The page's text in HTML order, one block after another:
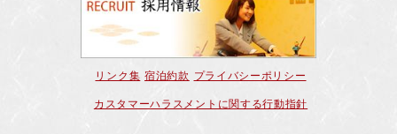
リンク集 宿泊約款 プライバシーポリシー
カスタマーハラスメントに関する行動指針